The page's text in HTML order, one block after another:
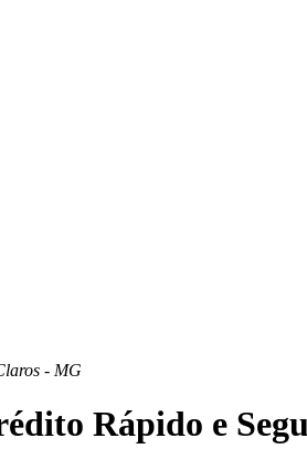
- MG
Rápido e